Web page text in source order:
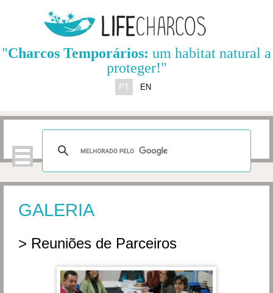
PT EN
"Charcos Temporários: um habitat natural a
proteger!"
GALERIA
> Reuniões de Parceiros